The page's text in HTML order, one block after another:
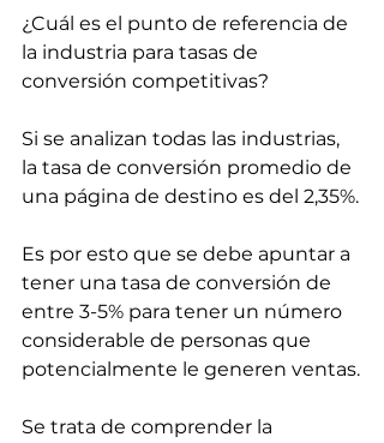
¿Cuál es el punto de referencia de
la industria para tasas de
conversión competitivas?
Si se analizan todas las industrias,
la tasa de conversión promedio de
una página de destino es del 2,35%.
Es por esto que se debe apuntar a
tener una tasa de conversión de
entre 3-5% para tener un número
considerable de personas que
potencialmente le generen ventas.
Se trata de comprender la